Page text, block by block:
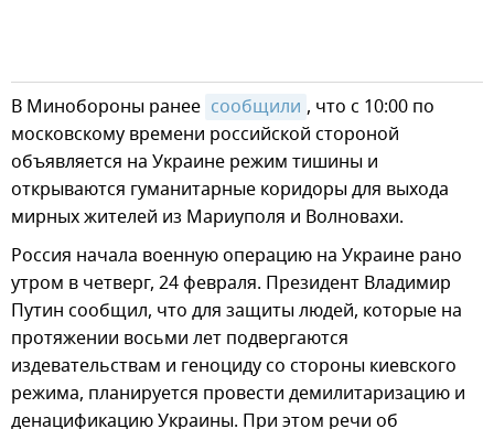
В Минобороны ранее сообщили , что с 10:00 по
московскому времени российской стороной
объявляется на Украине режим тишины и
открываются гуманитарные коридоры для выхода
мирных жителей из Мариуполя и Волновахи.
Россия начала военную операцию на Украине рано
утром в четверг, 24 февраля. Президент Владимир
Путин сообщил, что для защиты людей, которые на
протяжении восьми лет подвергаются
издевательствам и геноциду со стороны киевского
режима, планируется провести демилитаризацию и
денацификацию Украины. При этом речи об